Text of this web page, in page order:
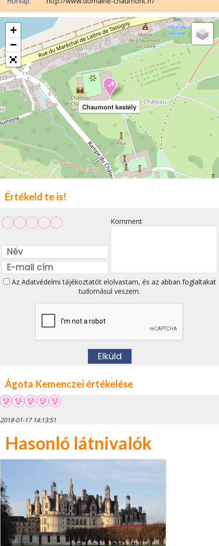
Chaumont kastély
+
−
Értékeld te is!
Komment
Az Adatvédelmi tájékoztatótelolvastam, és az abban foglaltakat
tudomásul veszem.
Ágota Kemenczei értékelése
2018-01-17 14:13:51
Hasonló látnivalók